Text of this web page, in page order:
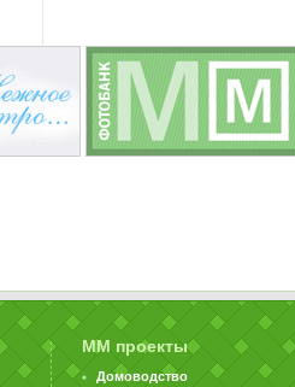
ММ проекты
Домоводство